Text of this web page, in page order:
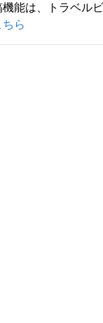
能は、トラベル
ちら